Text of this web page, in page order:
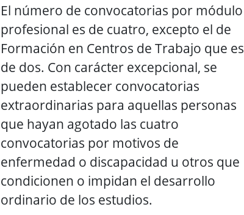
El número de convocatorias por módulo
profesional es de cuatro, excepto el de
Formación en Centros de Trabajo que es
de dos. Con carácter excepcional, se
pueden establecer convocatorias
extraordinarias para aquellas personas
que hayan agotado las cuatro
convocatorias por motivos de
enfermedad o discapacidad u otros que
condicionen o impidan el desarrollo
ordinario de los estudios.